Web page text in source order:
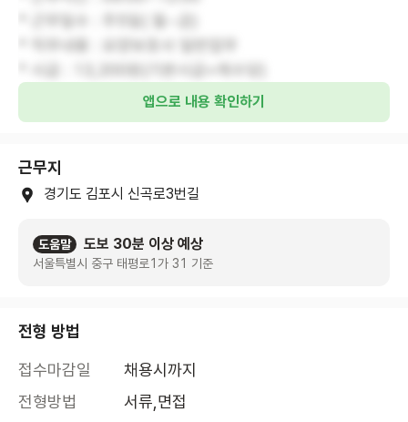
앱으로 내용 확인하기
근무지
경기도 김포시 신곡로3번길
도움말 도보 30분 이상 예상
서울특별시 중구 태평로1가 31 기준
전형 방법
접수마감일
채용시까지
전형방법
서류,면접